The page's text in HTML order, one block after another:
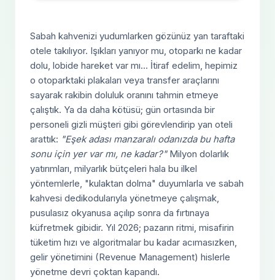
Sabah kahvenizi yudumlarken gözünüz yan taraftaki
otele takılıyor. Işıkları yanıyor mu, otoparkı ne kadar
dolu, lobide hareket var mı… İtiraf edelim, hepimiz
o otoparktaki plakaları veya transfer araçlarını
sayarak rakibin doluluk oranını tahmin etmeye
çalıştık. Ya da daha kötüsü; gün ortasında bir
personeli gizli müşteri gibi görevlendirip yan oteli
arattık: "Eşek adası manzaralı odanızda bu hafta
sonu için yer var mı, ne kadar?"Milyon dolarlık
yatırımları, milyarlık bütçeleri hala bu ilkel
yöntemlerle, "kulaktan dolma" duyumlarla ve sabah
kahvesi dedikodularıyla yönetmeye çalışmak,
pusulasız okyanusa açılıp sonra da fırtınaya
küfretmek gibidir. Yıl 2026; pazarın ritmi, misafirin
tüketim hızı ve algoritmalar bu kadar acımasızken,
gelir yönetimini (Revenue Management) hislerle
yönetme devri çoktan kapandı.